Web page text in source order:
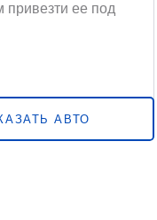
ее под
АВТО